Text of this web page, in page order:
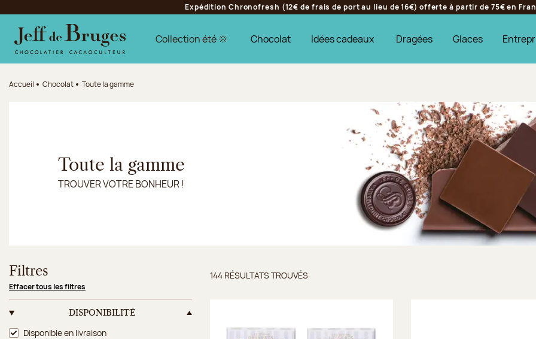
Aller au contenu principal
Aller au pied de page
Expédition Chronofresh (12€ de frais de port au lieu de 16€) offerte à partir de 75€ en
Collection été 🌞 Chocolat Idées cadeaux Dragées Glaces
Accueil Chocolat Toute la gamme
Toute la gamme
TROUVER VOTRE BONHEUR !
Filtres
Effacer tous les filtres
DISPONIBILITÉ
Disponibilité
Disponible en livraison
Résultats trouvés
144 RÉSULTATS TROUVÉS